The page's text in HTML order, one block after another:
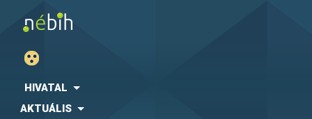
HIVATAL
AKTUÁLIS